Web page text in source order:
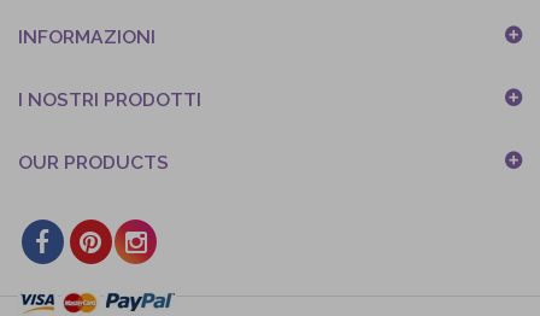
INFORMAZIONI
I NOSTRI PRODOTTI
OUR PRODUCTS